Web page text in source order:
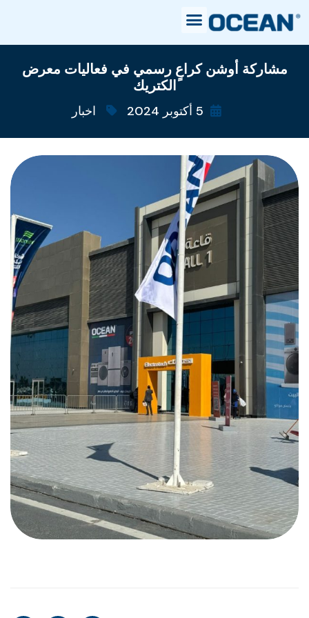
مشاركة أوشن كراعٍ رسمي في فعاليات معرض
الكتريك
5 أكتوبر 2024 اخبار